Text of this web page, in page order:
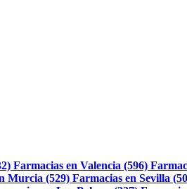
Farmacias en Valencia (596)
Murcia (529) Farmacias en Sevilla